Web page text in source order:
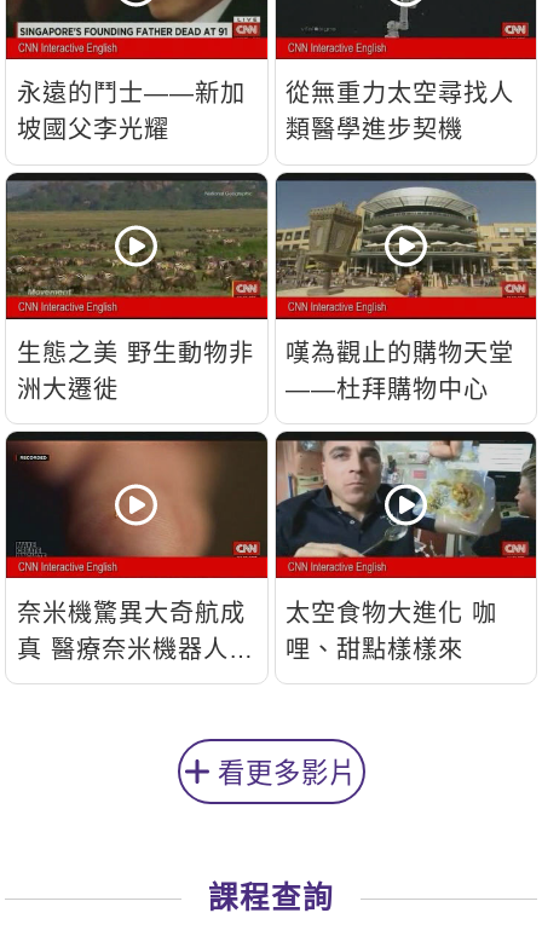
永遠的鬥士——新加
坡國父李光耀
從無重力太空尋找人
類醫學進步契機
生態之美 野生動物非
洲大遷徙
嘆為觀止的購物天堂
——杜拜購物中心
奈米機驚異大奇航成
真 醫療奈米機器人問
世
太空食物大進化 咖
哩、甜點樣樣來
看更多影片
課程查詢